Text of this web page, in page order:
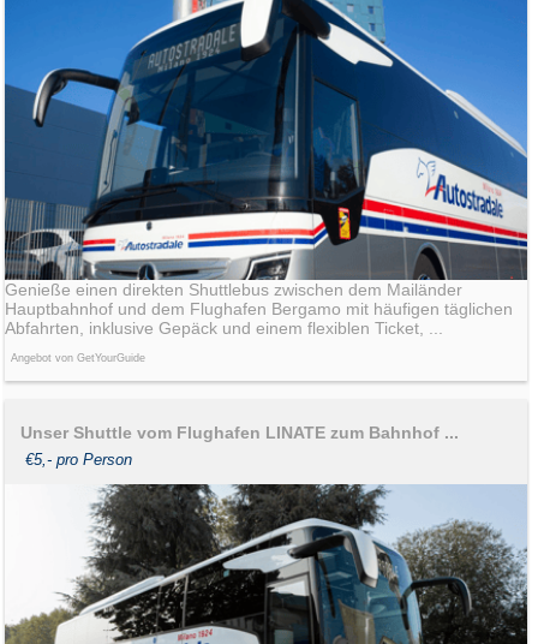
Genieße einen direkten Shuttlebus zwischen dem Mailänder
Hauptbahnhof und dem Flughafen Bergamo mit häufigen täglichen
Abfahrten, inklusive Gepäck und einem flexiblen Ticket, ...
Angebot von GetYourGuide
Unser Shuttle vom Flughafen LINATE zum Bahnhof ...
€5,- pro Person